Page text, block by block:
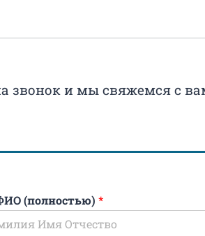
звонок и мы свяжемся с
(полностью) *